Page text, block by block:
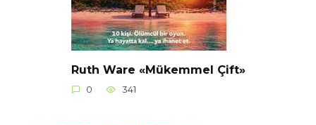
Ruth Ware «Mükemmel Çift»
0 341